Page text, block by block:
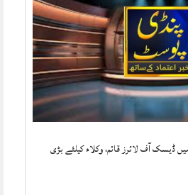
ڈیسک آف لائرز قائم، وکلاء کیلئے بڑی